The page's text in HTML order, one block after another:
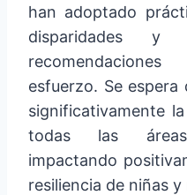
han adoptado
disparidades
esfuerzo. Se espera
significativamente
todas las
impactando
resiliencia de niñas y